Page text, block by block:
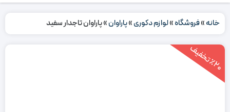
خانه»فروشگاه»لوازم دکوری»پاراوان»پاراوان تاجدار سفید
٪2
0
ت
خ
ف
یف